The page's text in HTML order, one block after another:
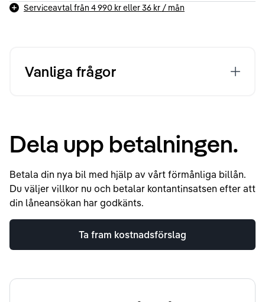
Serviceavtal från 4 990 kreller36 kr / mån
Vanliga frågor
Dela upp betalningen.
Betala din nya bil med hjälp av vårt förmånliga billån.
Du väljer villkor nu och betalar kontantinsatsen efter att
din låneansökan har godkänts.
Ta fram kostnadsförslag